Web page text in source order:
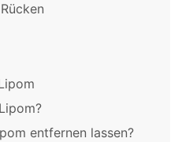
entfernen lassen?